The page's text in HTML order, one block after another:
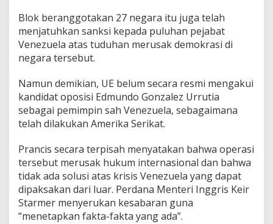
Blok beranggotakan 27 negara itu juga telah
menjatuhkan sanksi kepada puluhan pejabat
Venezuela atas tuduhan merusak demokrasi di
negara tersebut.
Namun demikian, UE belum secara resmi mengakui
kandidat oposisi Edmundo Gonzalez Urrutia
sebagai pemimpin sah Venezuela, sebagaimana
telah dilakukan Amerika Serikat.
Prancis secara terpisah menyatakan bahwa operasi
tersebut merusak hukum internasional dan bahwa
tidak ada solusi atas krisis Venezuela yang dapat
dipaksakan dari luar. Perdana Menteri Inggris Keir
Starmer menyerukan kesabaran guna
“menetapkan fakta-fakta yang ada”.